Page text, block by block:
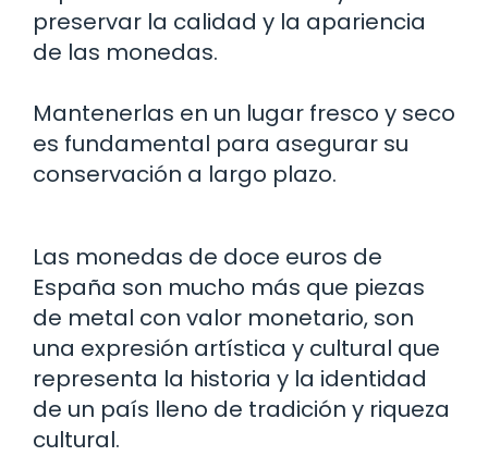
preservar la calidad y la apariencia
de las monedas.
Mantenerlas en un lugar fresco y seco
es fundamental para asegurar su
conservación a largo plazo.
Las monedas de doce euros de
España son mucho más que piezas
de metal con valor monetario, son
una expresión artística y cultural que
representa la historia y la identidad
de un país lleno de tradición y riqueza
cultural.